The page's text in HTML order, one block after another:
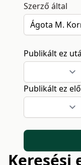
Szerző által
Publikált ez
Publikált ez
Keresési